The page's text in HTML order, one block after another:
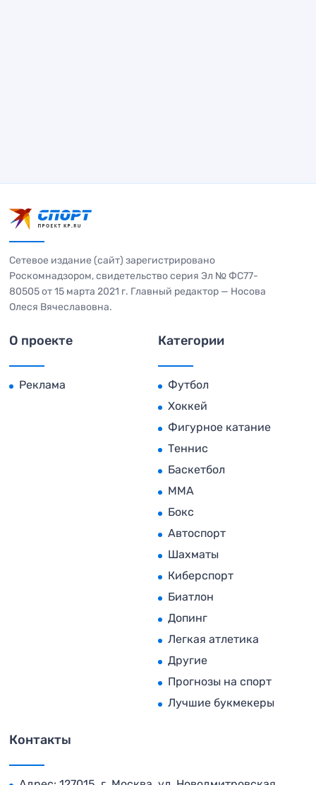
Сетевое издание (сайт) зарегистрировано
Роскомнадзором, свидетельство серия Эл № ФС77-
80505 от 15 марта 2021 г. Главный редактор — Носова
Олеся Вячеславовна.
О проекте
Реклама
Категории
Футбол
Хоккей
Фигурное катание
Теннис
Баскетбол
MMA
Бокс
Автоспорт
Шахматы
Киберспорт
Биатлон
Допинг
Легкая атлетика
Другие
Прогнозы на спорт
Лучшие букмекеры
Контакты